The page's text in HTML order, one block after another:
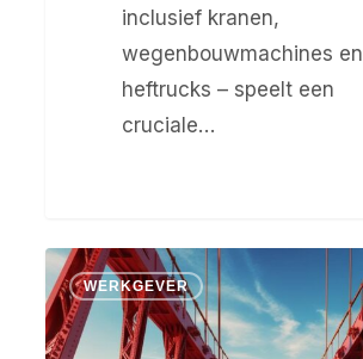
inclusief kranen,
wegenbouwmachines en
heftrucks – speelt een
cruciale…
Uitgelichte
sector:
Civiele
WERKGEVER